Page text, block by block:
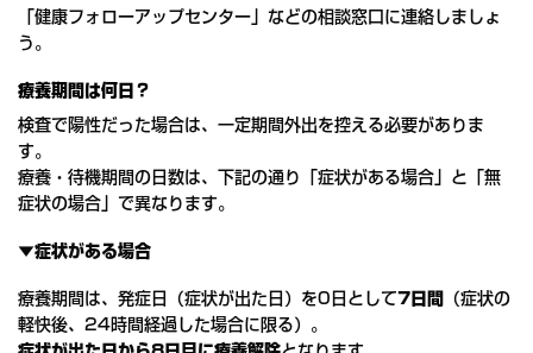
「健康フォローアップセンター」などの相談窓口に連絡しましょ
う。
療養期間は何日？
検査で陽性だった場合は、一定期間外出を控える必要がありま
す。
療養・待機期間の日数は、下記の通り「症状がある場合」と「無
症状の場合」で異なります。
▼症状がある場合
療養期間は、発症日（症状が出た日）を0日として7日間
（症状の
軽快後、24時間経過した場合に限る）。